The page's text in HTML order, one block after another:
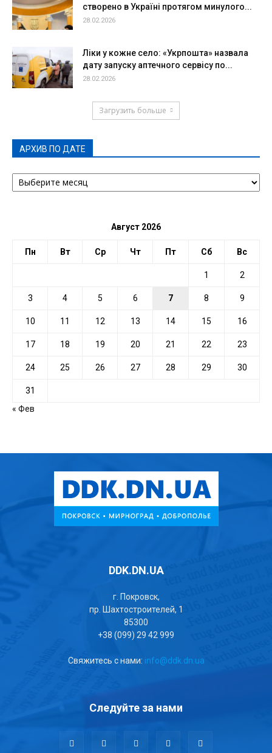
створено в Україні протягом минулого...
28.02.2026
Ліки у кожне село: «Укрпошта» назвала
дату запуску аптечного сервісу по...
28.02.2026
Загрузить больше
АРХИВ ПО ДАТЕ
АРХИВ
ПО
Август 2026
Пн Вт Ср Чт Пт Сб Вс
1 2
3 4 5 6 7 8 9
10 11 12 13 14 15 16
17 18 19 20 21 22 23
24 25 26 27 28 29 30
31
« Фев
DDK.DN.UA
г. Покровск,
пр. Шахтостроителей, 1
85300
+38 (099) 29 42 999
Свяжитесь с нами: info@ddk.dn.ua
Следуйте за нами